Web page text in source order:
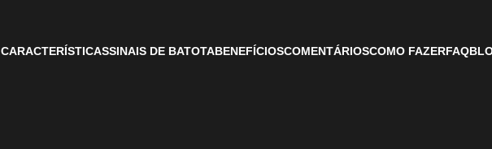
CARACTERÍSTICASSINAIS DE BATOTABENEFÍCIOSCOMENTÁRIOSCOMO FAZERFAQ